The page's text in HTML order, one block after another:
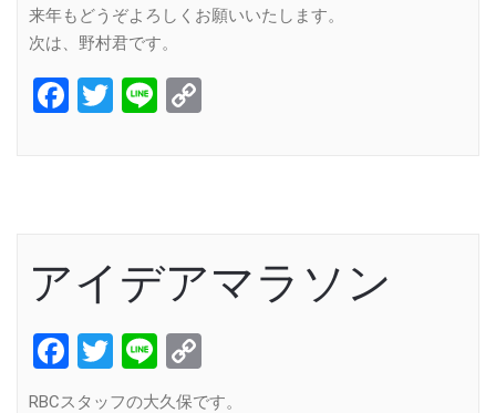
来年もどうぞよろしくお願いいたします。
次は、野村君です。
Facebook
Twitter
Line
アイデアマラソン
Facebook
Twitter
Line
Link
RBCスタッフの大久保です。